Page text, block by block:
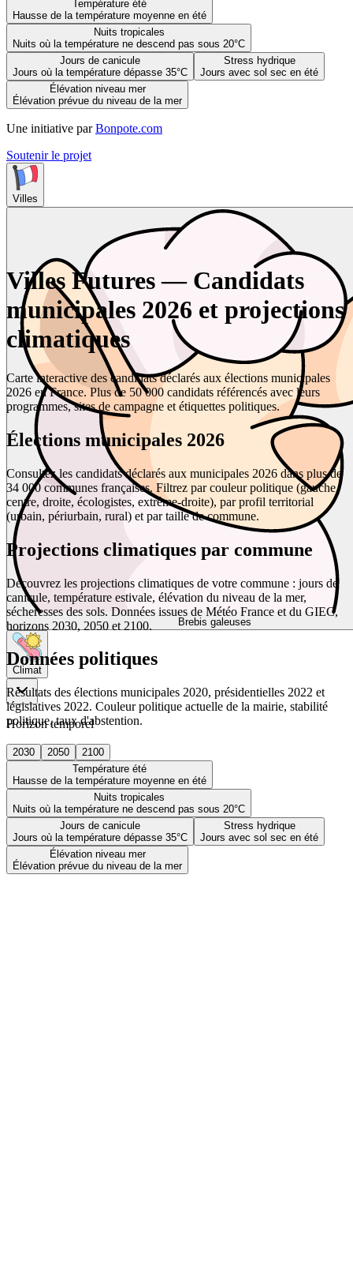
Température été
Hausse de la température moyenne en été
Nuits tropicales
Nuits où la température ne descend pas sous 20°C
Jours de canicule
Jours où la température dépasse 35°C
Stress hydrique
Jours avec sol sec en été
Élévation niveau mer
Élévation prévue du niveau de la mer
Une initiative par Bonpote.com
Soutenir le projet
Villes
Brebis galeuses
Climat
Horizon temporel
2030 2050
2100
Température été
Hausse de la température moyenne en été
Nuits tropicales
Nuits où la température ne descend pas sous 20°C
Jours de canicule
Jours où la température dépasse 35°C
Stress hydrique
Jours avec sol sec en été
Élévation niveau mer
Élévation prévue du niveau de la mer
Villes Futures — Candidats
municipales 2026 et projections
climatiques
Carte interactive des candidats déclarés aux élections municipales
2026 en France. Plus de 50 000 candidats référencés avec leurs
programmes, sites de campagne et étiquettes politiques.
Élections municipales 2026
Consultez les candidats déclarés aux municipales 2026 dans plus de
34 000 communes françaises. Filtrez par couleur politique (gauche,
centre, droite, écologistes, extrême-droite), par profil territorial
(urbain, périurbain, rural) et par taille de commune.
Projections climatiques par commune
Découvrez les projections climatiques de votre commune : jours de
canicule, température estivale, élévation du niveau de la mer,
sécheresses des sols. Données issues de Météo France et du GIEC,
horizons 2030, 2050 et 2100.
Données politiques
Résultats des élections municipales 2020, présidentielles 2022 et
législatives 2022. Couleur politique actuelle de la mairie, stabilité
politique, taux d'abstention.